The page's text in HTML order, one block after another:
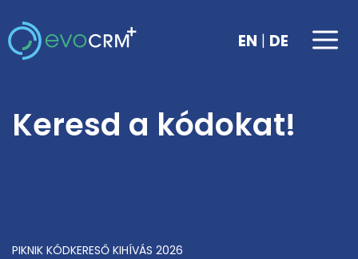
tartalomba
EN | DE
Keresd a kódokat!
PIKNIK KÓDKERESŐ KIHÍVÁS 2026